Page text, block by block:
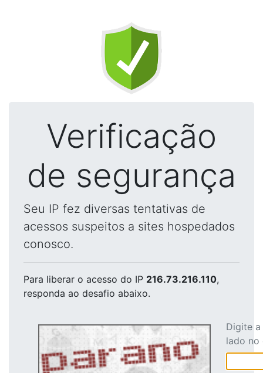
Verificação
de segurança
Seu IP fez diversas tentativas de
acessos suspeitos a sites hospedados
conosco.
Para liberar o acesso do IP 216.73.216.110,
responda ao desafio abaixo.
Digite
lado no